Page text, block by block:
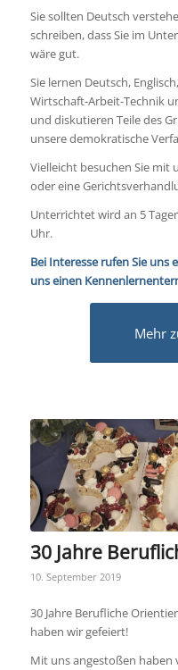
Sie sollten Deutsch
schreiben, dass Sie im
wäre gut.
Sie lernen Deutsch,
Wirtschaft-Arbeit-Technik
und diskutieren Teile des
unsere demokratische
Vielleicht besuchen Sie mit
oder eine
Unterrichtet wird an 5
Uhr.
Bei Interesse rufen Sie uns
uns einen
Mehr
30 Jahre
10. September 2019
30 Jahre Berufliche
haben wir gefeiert!
Mit uns angestoßen haben